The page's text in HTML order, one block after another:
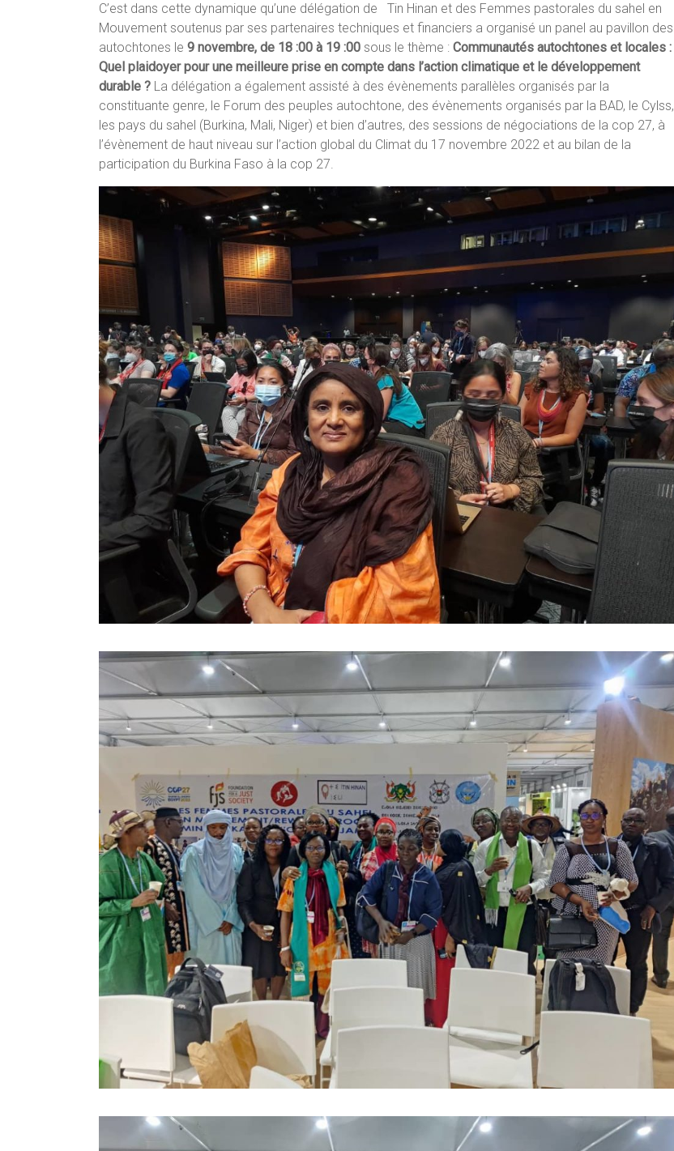
C’est dans cette dynamique qu’une délégation de Tin Hinan et des Femmes pastorales du sahel en
Mouvement soutenus par ses partenaires techniques et financiers a organisé un panel au pavillon des
autochtones le 9 novembre, de 18 :00 à 19 :00 sous le thème : Communautés autochtones et locales :
Quel plaidoyer pour une meilleure prise en compte dans l’action climatique et le développement
durable ? La délégation a également assisté à des évènements parallèles organisés par la
constituante genre, le Forum des peuples autochtone, des évènements organisés par la BAD, le Cylss,
les pays du sahel (Burkina, Mali, Niger) et bien d’autres, des sessions de négociations de la cop 27, à
l’évènement de haut niveau sur l’action global du Climat du 17 novembre 2022 et au bilan de la
participation du Burkina Faso à la cop 27.